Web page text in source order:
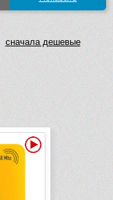
сначала дешевые